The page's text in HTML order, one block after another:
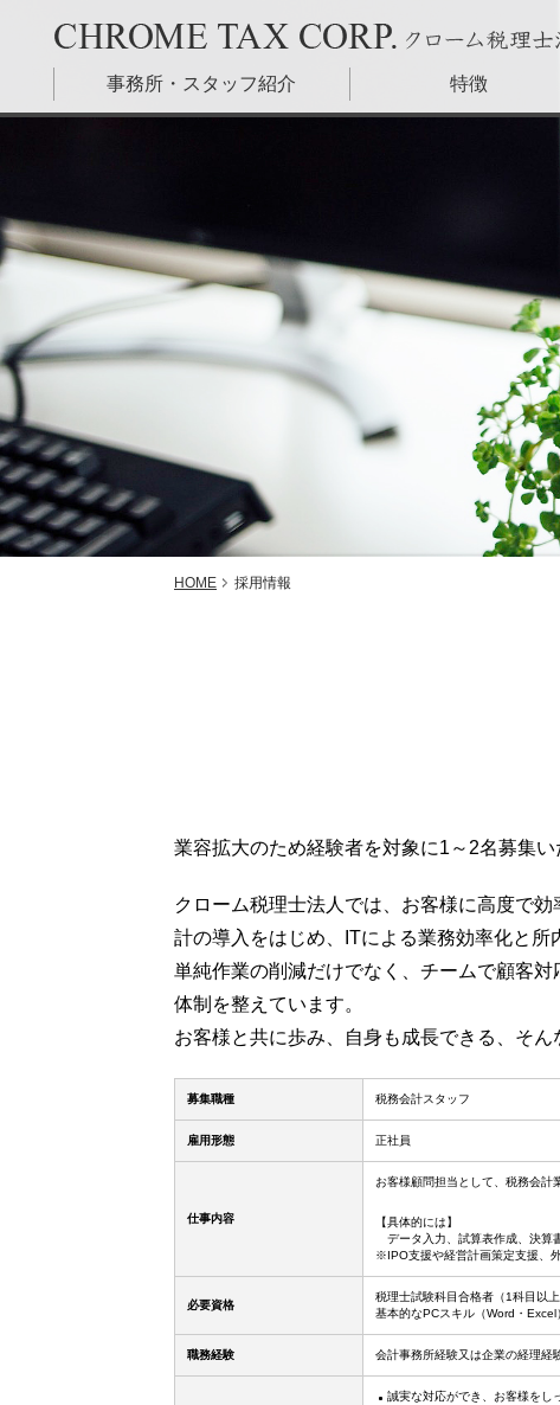
東京都港区のクローム税理士法人 – 税務調査に強い税理士
事務所・スタッフ紹介 特徴
HOME 採用情報
業容拡大のため経験者を対象に1～2名募集い
クローム税理士法人では、お客様に高度で
計の導入をはじめ、ITによる業務効率化と所
単純作業の削減だけでなく、チームで顧客
体制を整えています。
お客様と共に歩み、自身も成長できる、そ
募集職種 税務会計スタッフ
雇用形態 正社員
仕事内容
お客様顧問担当として、税務会計
【具体的には】
データ入力、試算表作成、決算
※IPO支援や経営計画策定支援、
必要資格
税理士試験科目合格者（1科目以上
基本的なPCスキル（Word・Excel
職務経験 会計事務所経験又は企業の経理経
誠実な対応ができ、お客様をし